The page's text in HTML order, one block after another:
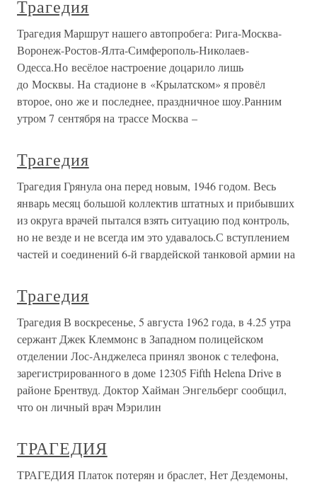
Трагедия
Трагедия Маршрут нашего автопробега: Рига-Москва-
Воронеж-Ростов-Ялта-Симферополь-Николаев-
Одесса.Но весёлое настроение доцарило лишь
до Москвы. На стадионе в «Крылатском» я провёл
второе, оно же и последнее, праздничное шоу.Ранним
утром 7 сентября на трассе Москва –
Трагедия
Трагедия Грянула она перед новым, 1946 годом. Весь
январь месяц большой коллектив штатных и прибывших
из округа врачей пытался взять ситуацию под контроль,
но не везде и не всегда им это удавалось.С вступлением
частей и соединений 6-й гвардейской танковой армии на
Трагедия
Трагедия В воскресенье, 5 августа 1962 года, в 4.25 утра
сержант Джек Клеммонс в Западном полицейском
отделении Лос-Анджелеса принял звонок с телефона,
зарегистрированного в доме 12305 Fifth Helena Drive в
районе Брентвуд. Доктор Хайман Энгельберг сообщил,
что он личный врач Мэрилин
ТРАГЕДИЯ
ТРАГЕДИЯ Платок потерян и браслет, Нет Дездемоны,